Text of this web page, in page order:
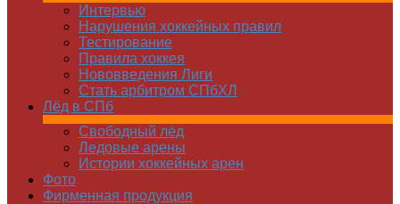
Интервью
Нарушения хоккейных правил
Тестирование
Правила хоккея
Нововведения Лиги
Стать арбитром СПбХЛ
Лёд в СПб
Свободный лёд
Ледовые арены
Истории хоккейных арен
Фото
Фирменная продукция